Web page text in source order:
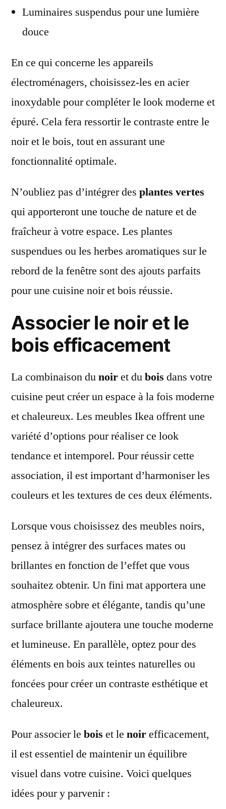
Luminaires suspendus pour une lumière
douce
En ce qui concerne les appareils
électroménagers, choisissez-les en acier
inoxydable pour compléter le look moderne et
épuré. Cela fera ressortir le contraste entre le
noir et le bois, tout en assurant une
fonctionnalité optimale.
N’oubliez pas d’intégrer des plantes vertes
qui apporteront une touche de nature et de
fraîcheur à votre espace. Les plantes
suspendues ou les herbes aromatiques sur le
rebord de la fenêtre sont des ajouts parfaits
pour une cuisine noir et bois réussie.
Associer le noir et le
bois efficacement
La combinaison dunoiret dubois dans votre
cuisine peut créer un espace à la fois moderne
et chaleureux. Les meubles Ikea offrent une
variété d’options pour réaliser ce look
tendance et intemporel. Pour réussir cette
association, il est important d’harmoniser les
couleurs et les textures de ces deux éléments.
Lorsque vous choisissez des meubles noirs,
pensez à intégrer des surfaces mates ou
brillantes en fonction de l’effet que vous
souhaitez obtenir. Un fini mat apportera une
atmosphère sobre et élégante, tandis qu’une
surface brillante ajoutera une touche moderne
et lumineuse. En parallèle, optez pour des
éléments en bois aux teintes naturelles ou
foncées pour créer un contraste esthétique et
chaleureux.
Pour associer le bois et le noirefficacement,
il est essentiel de maintenir un équilibre
visuel dans votre cuisine. Voici quelques
idées pour y parvenir :